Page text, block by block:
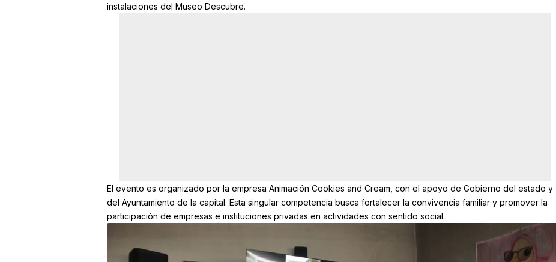
instalaciones del Museo Descubre.
El evento es organizado por la empresa Animación Cookies and Cream, con el apoyo de Gobierno del estado y
del Ayuntamiento de la capital. Esta singular competencia busca fortalecer la convivencia familiar y promover la
participación de empresas e instituciones privadas en actividades con sentido social.